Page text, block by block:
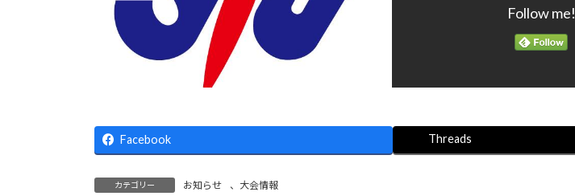
Follow me!
Facebook Threads
カテゴリー お知らせ 、 大会情報